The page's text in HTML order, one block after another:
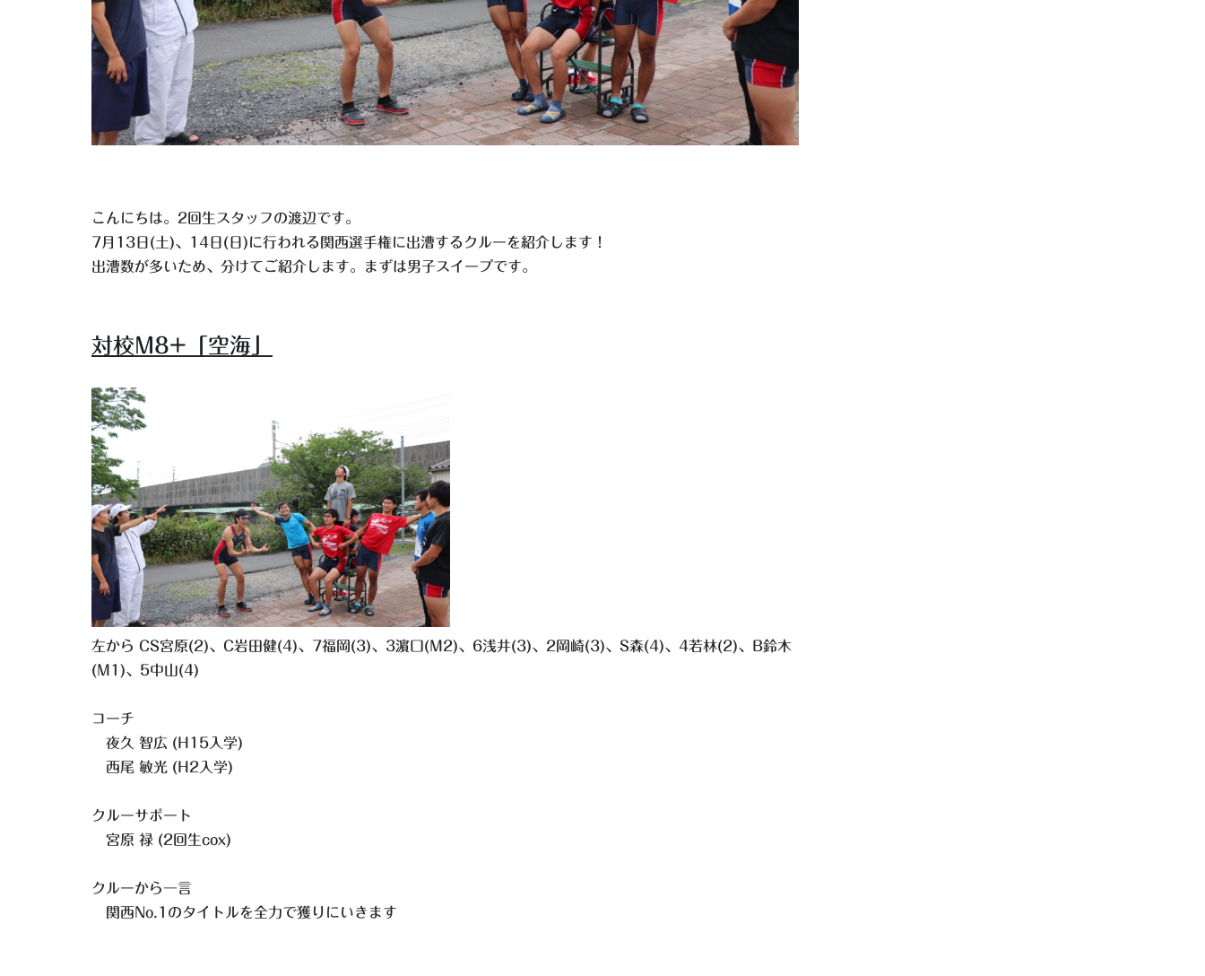
こんにちは。2回生スタッフの渡辺です。
7月13日(土)、14日(日)に行われる関西選手権に出漕するクルーを紹介します！
出漕数が多いため、分けてご紹介します。まずは男子スイープです。
対校M8+ 「空海」
左から CS宮原(2)、C岩田健(4)、7福岡(3)、3濵口(M2)、6浅井(3)、2岡崎(3)、S森(4)、4若林(2)、B鈴木
(M1)、5中山(4)
コーチ
夜久 智広 (H15入学)
西尾 敏光 (H2入学)
クルーサポート
宮原 禄 (2回生cox)
クルーから一言
関西No.1のタイトルを全力で獲りにいきます